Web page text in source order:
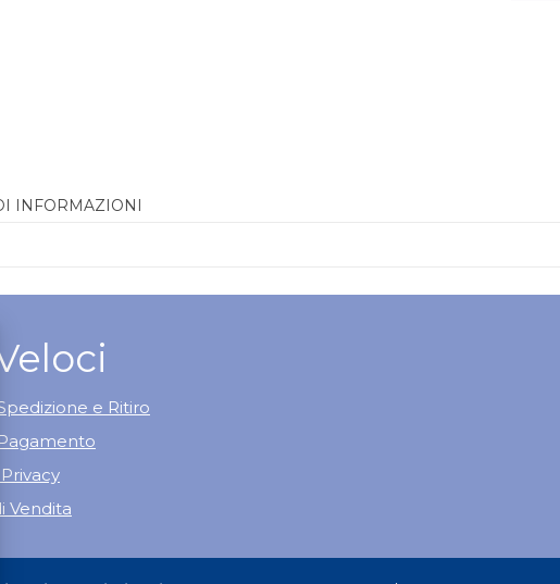
INFORMAZIONI
e Ritiro
Vendita